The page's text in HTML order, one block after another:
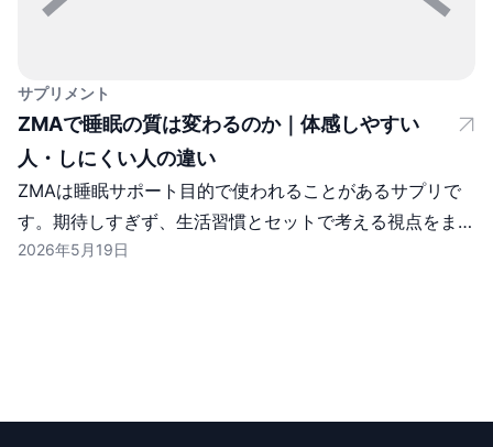
サプリメント
ZMAで睡眠の質は変わるのか｜体感しやすい
人・しにくい人の違い
ZMAは睡眠サポート目的で使われることがあるサプリで
す。期待しすぎず、生活習慣とセットで考える視点をまと
めます。
2026年5月19日